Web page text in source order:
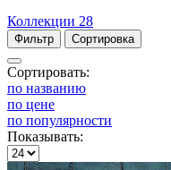
Коллекции 28
Фильтр Сортировка
Сортировать:
по названию
по цене
по популярности
Показывать: